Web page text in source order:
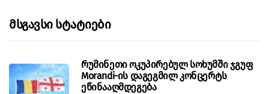
Მსგავსი Სტატიები
რუმინეთი ოკუპირებულ სოხუმში ჯგუფ
Morandi-ის დაგეგმილ კონცერტს
ეწინააღმდეგება